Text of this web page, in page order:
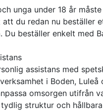
unga under 18 år
du redan nu beställer
Du beställer enkelt med
assistans med
i Boden, Luleå
omsorgen utifrån
struktur och